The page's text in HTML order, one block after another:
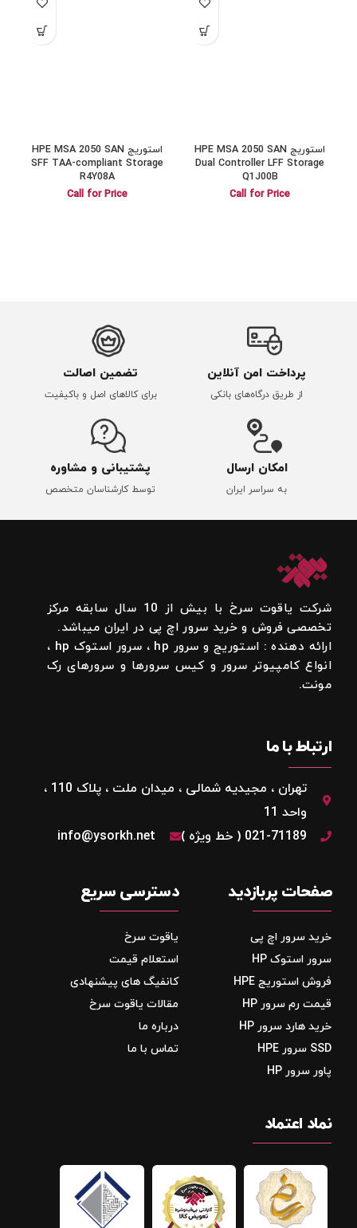
استوریج HPE MSA 2050 SAN
Dual Controller LFF Storage
Q1J00B
Call for Price
استوریج HPE MSA 2050 SAN
SFF TAA-compliant Storage
R4Y08A
Call for Price
پرداخت امن آنلاین
از طریق درگاه‌های بانکی
تضمین اصالت
برای کالاهای اصل و باکیفیت
امکان ارسال
به سراسر ایران
پشتیبانی و مشاوره
توسط کارشناسان متخصص
شرکت یاقوت سرخ با بیش از 10 سال سابقه مرکز
تخصصی فروش و خرید سرور اچ پی در ایران میباشد.
ارائه دهنده : استوریج و سرور hp ، سرور استوک hp ،
انواع کامپیوتر سرور و کیس سرورها و سرورهای رک
مونت.
ارتباط با ما
تهران ، مجیدیه شمالی ، میدان ملت ، پلاک 110 ،
واحد 11
021-71189 ( خط ویژه )
info@ysorkh.net
صفحات پربازدید
خرید سرور اچ پی
سرور استوک HP
فروش استوریج‌ HPE
قیمت رم سرور HP
خرید هارد سرور HP
SSD سرور HPE
پاور سرور HP
دسترسی سریع
یاقوت سرخ
استعلام قیمت
کانفیگ های پیشنهادی
مقالات یاقوت سرخ
درباره ما
تماس با ما
نماد اعتماد